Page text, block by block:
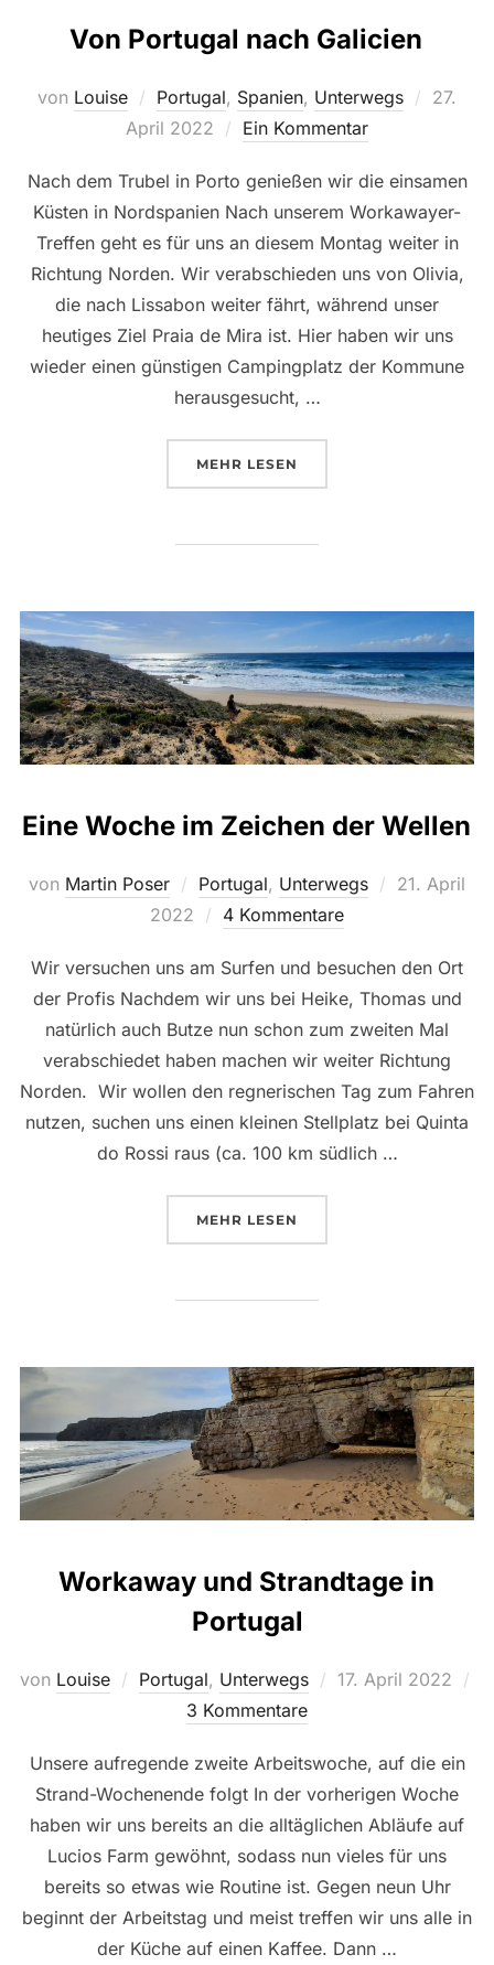
Von Portugal nach Galicien
von Louise Portugal, Spanien, Unterwegs
27.
April 2022
Ein Kommentar
Nach dem Trubel in Porto genießen wir die einsamen
Küsten in Nordspanien Nach unserem Workawayer-
Treffen geht es für uns an diesem Montag weiter in
Richtung Norden. Wir verabschieden uns von Olivia,
die nach Lissabon weiter fährt, während unser
heutiges Ziel Praia de Mira ist. Hier haben wir uns
wieder einen günstigen Campingplatz der Kommune
herausgesucht, …
MEHR ÜBER „VON PORTUGAL NACH
LESEN
Eine Woche im Zeichen der Wellen
von Martin Poser Portugal, Unterwegs
21. April
2022
4 Kommentare
Wir versuchen uns am Surfen und besuchen den Ort
der Profis Nachdem wir uns bei Heike, Thomas und
natürlich auch Butze nun schon zum zweiten Mal
verabschiedet haben machen wir weiter Richtung
Norden. Wir wollen den regnerischen Tag zum Fahren
nutzen, suchen uns einen kleinen Stellplatz bei Quinta
do Rossi raus (ca. 100 km südlich …
MEHR ÜBER „EINE WOCHE IM
LESEN
Workaway und Strandtage in
Portugal
von Louise Portugal, Unterwegs
Veröffentlicht
17. April 2022
3 Kommentare
Unsere aufregende zweite Arbeitswoche, auf die ein
Strand-Wochenende folgt In der vorherigen Woche
haben wir uns bereits an die alltäglichen Abläufe auf
Lucios Farm gewöhnt, sodass nun vieles für uns
bereits so etwas wie Routine ist. Gegen neun Uhr
beginnt der Arbeitstag und meist treffen wir uns alle in
der Küche auf einen Kaffee. Dann …